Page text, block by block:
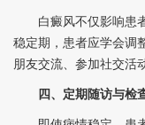
白癜风不仅影响患者
稳定期，患者应学会调
朋友交流、参加社交活
四、定期随访与检